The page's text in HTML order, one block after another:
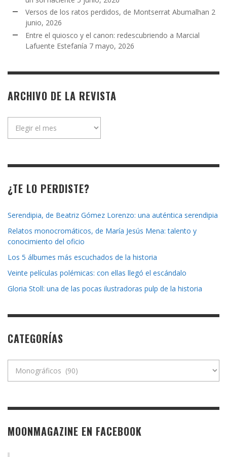
Versos de los ratos perdidos, de Montserrat Abumalhan 2
junio, 2026
Entre el quiosco y el canon: redescubriendo a Marcial
Lafuente Estefanía 7 mayo, 2026
ARCHIVO DE LA REVISTA
¿TE LO PERDISTE?
Serendipia, de Beatriz Gómez Lorenzo: una auténtica serendipia
Relatos monocromáticos, de María Jesús Mena: talento y
conocimiento del oficio
Los 5 álbumes más escuchados de la historia
Veinte películas polémicas: con ellas llegó el escándalo
Gloria Stoll: una de las pocas ilustradoras pulp de la historia
CATEGORÍAS
MOONMAGAZINE EN FACEBOOK